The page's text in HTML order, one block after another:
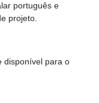
português e
projeto.
disponível para o